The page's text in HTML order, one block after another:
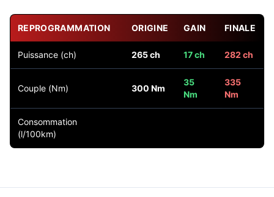
REPROGRAMMATION ORIGINE GAIN FINALE
Puissance (ch) 265 ch 17 ch 282 ch
Couple (Nm) 300 Nm
35
Nm
335
Nm
Consommation
(l/100km)